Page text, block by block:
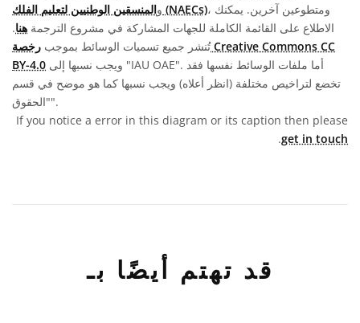
و المنسقين الوطنيين لتعليم الفلك (NAECs)، ومتطوعين آخرين. يمكنك
الاطلاع على القائمة الكاملة للجهات المشاركة في مشروع الترجمة هنا.
تُنشر جميع تسميات الوسائط بموجب رخصة Creative Commons CC
BY-4.0
تخضع لتراخيص مختلفة (انظر أعلاه) ويجب نسبها كما هو موضح في قسم
"الحقوق".
If you notice a error in this diagram or its caption then please
get in touch
.
قد تهتم أيضًا بـ